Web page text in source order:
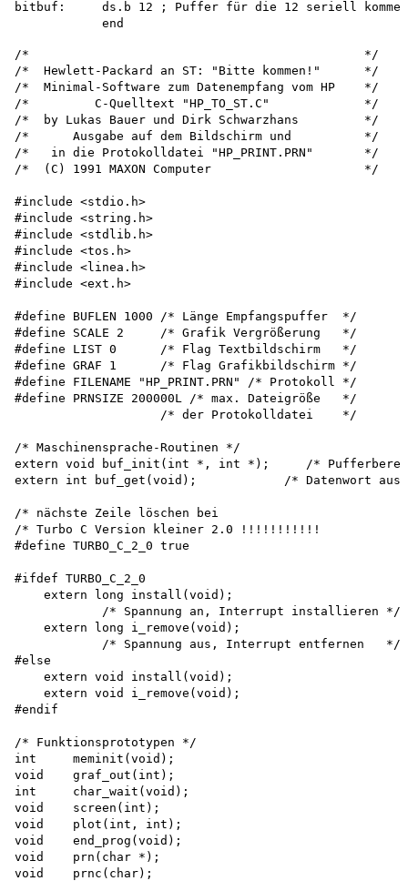
/*                                              */
/*  Hewlett-Packard an ST: "Bitte kommen!"      */
/*  Minimal-Software zum Datenempfang vom HP    */
/*         C-Quelltext "HP_TO_ST.C"             */
/*  by Lukas Bauer und Dirk Schwarzhans         */
/*      Ausgabe auf dem Bildschirm und          */
/*   in die Protokolldatei "HP_PRINT.PRN"       */
/*  (C) 1991 MAXON Computer                     */
#include <stdio.h>
#include <string.h>
#include <stdlib.h>
#include <tos.h>
#include <linea.h>
#include <ext.h>
#define BUFLEN 1000 /* Länge Empfangspuffer  */
#define SCALE 2     /* Grafik Vergrößerung   */
#define LIST 0      /* Flag Textbildschirm   */
#define GRAF 1      /* Flag Grafikbildschirm */
#define FILENAME "HP_PRINT.PRN" /* Protokoll */
#define PRNSIZE 200000L /* max. Dateigröße   */
                    /* der Protokolldatei    */
/* Maschinensprache-Routinen */
extern void buf_init(int *, int *);     /*
extern int buf_get(void);            /* Datenwort aus
/* nächste Zeile löschen bei
/* Turbo C Version kleiner 2.0 !!!!!!!!!!!
#define TURBO_C_2_0 true
#ifdef TURBO_C_2_0
    extern long install(void);
            /* Spannung an, Interrupt installieren */
    extern long i_remove(void);
            /* Spannung aus, Interrupt entfernen   */
#else
    extern void install(void);
    extern void i_remove(void);
#endif
/* Funktionsprototypen */
int     meminit(void);
void    graf_out(int);
int     char_wait(void);
void    screen(int);
void    plot(int, int);
void    end_prog(void);
void    prn(char *);
void    prnc(char);